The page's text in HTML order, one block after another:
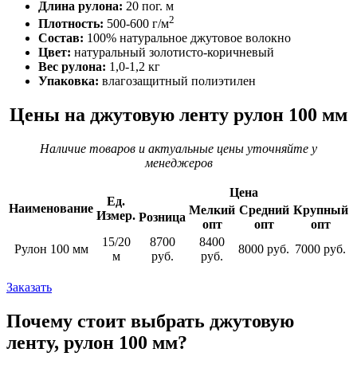
Длина рулона: 20 пог. м
Плотность: 500-600 г/м2
Состав: 100% натуральное джутовое волокно
Цвет: натуральный золотисто-коричневый
Вес рулона: 1,0-1,2 кг
Упаковка: влагозащитный полиэтилен
Цены на джутовую ленту рулон 100 мм
Наличие товаров и актуальные цены уточняйте у
менеджеров
Наименование
Ед.
Измер.
Цена
Розница
Мелкий
опт
Средний
опт
Крупный
опт
Рулон 100 мм
15/20
м
8700
руб.
8400
руб.
8000 руб. 7000 руб.
Заказать
Почему стоит выбрать джутовую
ленту, рулон 100 мм?